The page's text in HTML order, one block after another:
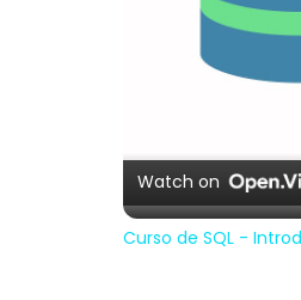
Watch on
Curso de SQL -